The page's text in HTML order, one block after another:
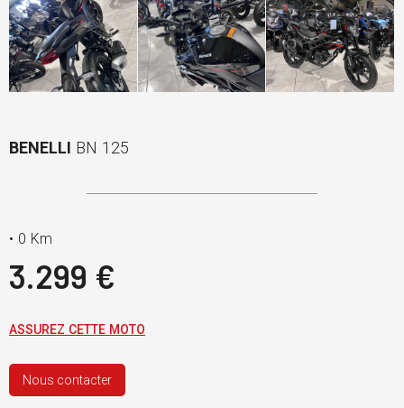
BENELLI BN 125
• 0 Km
3.299 €
ASSUREZ CETTE MOTO
Nous contacter